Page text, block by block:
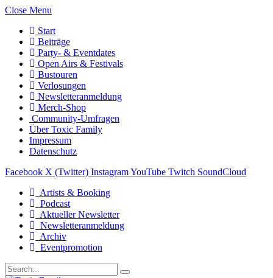
Close Menu
Start
Beiträge
Party- & Eventdates
Open Airs & Festivals
Bustouren
Verlosungen
Newsletteranmeldung
Merch-Shop
Community-Umfragen
Über Toxic Family
Impressum
Datenschutz
Facebook X (Twitter) InstagramYouTube Twitch SoundCloud
Artists & Booking
Podcast
Aktueller Newsletter
Newsletteranmeldung
Archiv
Eventpromotion